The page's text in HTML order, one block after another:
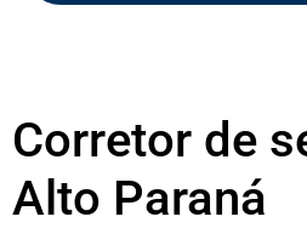
Corretor de
Alto Paraná